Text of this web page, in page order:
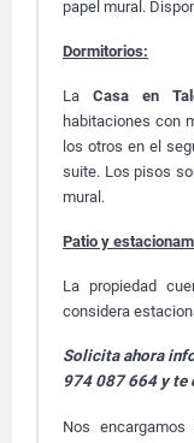
papel mural.
Dormitorios:
La Casa en
habitaciones con
los otros en el
suite. Los pisos
mural.
Patio y
La propiedad
considera
Solicita ahora
974 087 664 y te
Nos